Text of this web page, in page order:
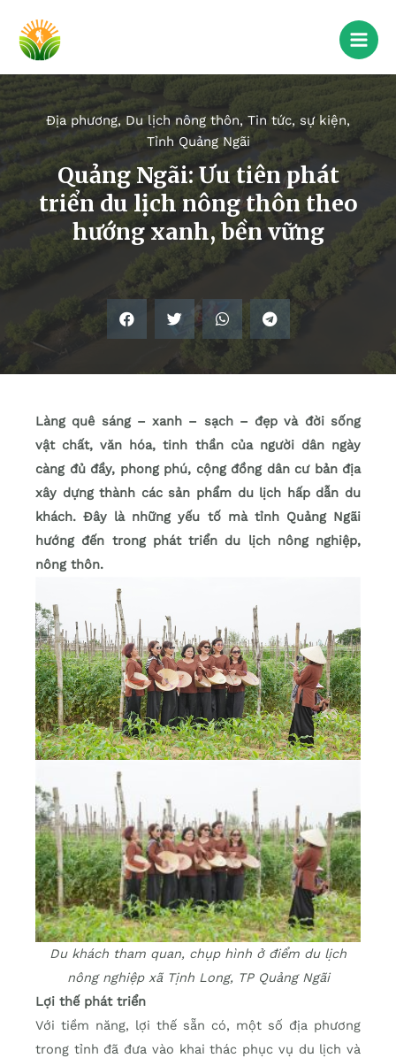
Địa phương,Du lịch nông thôn, Tin tức, sự kiện,
Tỉnh Quảng Ngãi
Quảng Ngãi: Ưu tiên phát
triển du lịch nông thôn theo
hướng xanh, bền vững
Làng quê sáng – xanh – sạch – đẹp và đời sống
vật chất, văn hóa, tinh thần của người dân ngày
càng đủ đầy, phong phú, cộng đồng dân cư bản địa
xây dựng thành các sản phẩm du lịch hấp dẫn du
khách. Đây là những yếu tố mà tỉnh Quảng Ngãi
hướng đến trong phát triển du lịch nông nghiệp,
nông thôn.
Du khách tham quan, chụp hình ở điểm du lịch
nông nghiệp xã Tịnh Long, TP Quảng Ngãi
Lợi thế phát triển
Với tiềm năng, lợi thế sẵn có, một số địa phương
trong tỉnh đã đưa vào khai thác phục vụ du lịch và